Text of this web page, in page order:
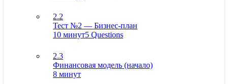
2.2
Тест №2 — Бизнес-план
10 минут5 Questions
2.3
Финансовая модель (начало)
8 минут